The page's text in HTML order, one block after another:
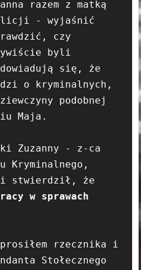
razem z matką
- wyjaśnić
czy
byli
się, że
o kryminalnych,
podobnej
Maja.
Zuzanny - z-ca
Kryminalnego,
w sprawach
rzecznika i
Stołecznego